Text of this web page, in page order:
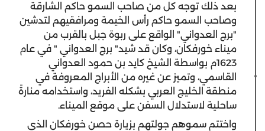
بعد ذلك توجه كل من صاحب السمو حاكم الشارقة
وصاحب السمو حاكم رأس الخيمة ومرافقيهم لتدشين
"برج العدواني" الواقع على ربوة جبل بالقرب من
ميناء خورفكان، وكان قد شيد" برج العدواني " في عام
1623م بواسطة الشيخ كايد بن حمود العدواني
القاسمي، وتميز عن غيره من الأبراج المعروفة في
منطقة الخليج العربي بشكله الفريد، واستخدامه منارةً
ساحلية لاستدلال السفن على موقع الميناء.
واختتم سموهم جولتهم بزيارة حصن خورفكان الذي